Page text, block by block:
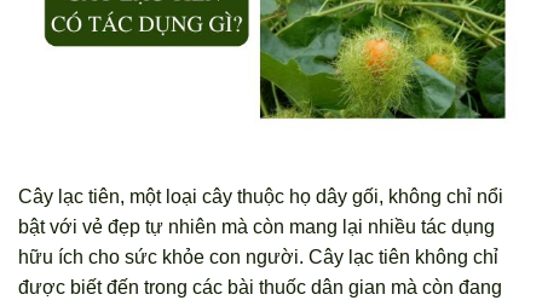
Cây lạc tiên, một loại cây thuộc họ dây gối, không chỉ nổi
bật với vẻ đẹp tự nhiên mà còn mang lại nhiều tác dụng
hữu ích cho sức khỏe con người. Cây lạc tiên không chỉ
được biết đến trong các bài thuốc dân gian mà còn đang